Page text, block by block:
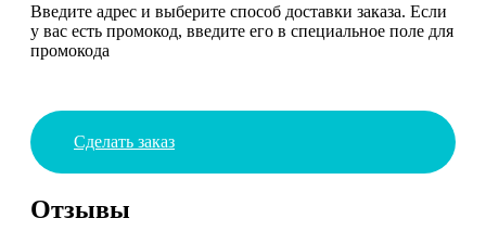
Введите адрес и выберите способ доставки заказа. Если
у вас есть промокод, введите его в специальное поле для
промокода
Сделать заказ
Отзывы